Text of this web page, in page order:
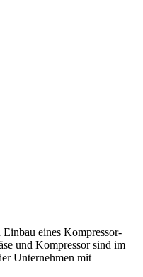
eines Kompressor-
und Kompressor sind im
Unternehmen mit